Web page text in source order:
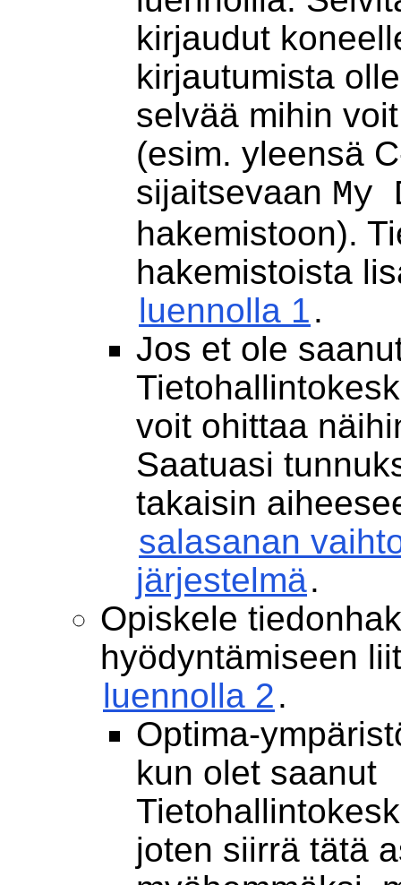
kirjaudut
kirjautumista
selvää mihin
(esim. yleensä
sijaitsevaan My
hakemistoon).
hakemistoista
luennolla 1.
Jos et ole
voit ohittaa
Saatuasi
takaisin
salasanan
järjestelmä.
Opiskele
hyödyntämiseen
luennolla 2.
Optima-
kun olet saanut
joten siirrä tätä